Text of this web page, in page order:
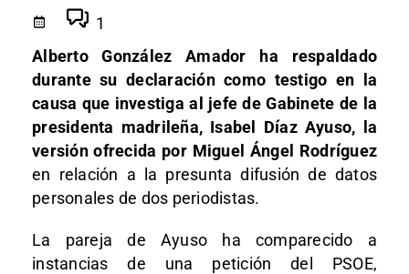
1
Alberto González Amador ha respaldado
durante su declaración como testigo en la
causa que investiga al jefe de Gabinete de la
presidenta madrileña, Isabel Díaz Ayuso, la
versión ofrecida por Miguel Ángel Rodríguez
en relación a la presunta difusión de datos
personales de dos periodistas.
La pareja de Ayuso ha comparecido a
instancias de una petición del PSOE,